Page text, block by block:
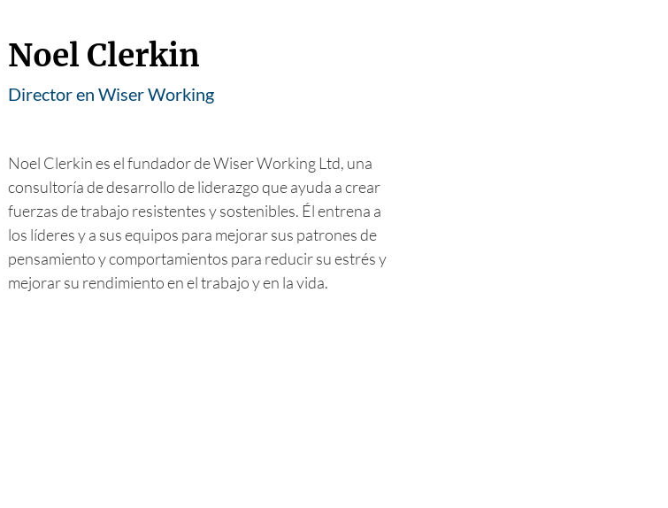
Noel Clerkin
Director en Wiser Working
Noel Clerkin es el fundador de Wiser Working Ltd, una
consultoría de desarrollo de liderazgo que ayuda a crear
fuerzas de trabajo resistentes y sostenibles. Él entrena a
los líderes y a sus equipos para mejorar sus patrones de
pensamiento y comportamientos para reducir su estrés y
mejorar su rendimiento en el trabajo y en la vida.